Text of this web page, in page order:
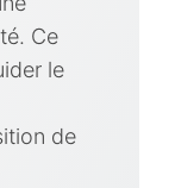
Ce
le
de